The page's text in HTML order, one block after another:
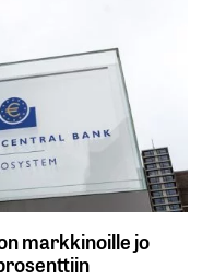
markkinoille jo